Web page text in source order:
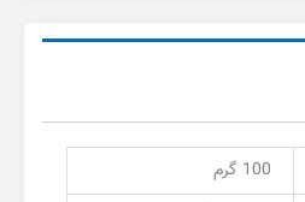
100 گرم